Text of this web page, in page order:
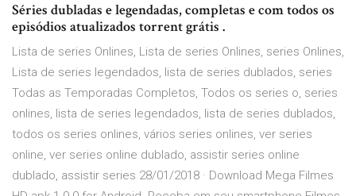
Séries dubladas e legendadas, completas e com todos os
episódios atualizados torrent grátis .
Lista de series Onlines, Lista de series Onlines, series Onlines,
Lista de series legendados, lista de series dublados, series
Todas as Temporadas Completos, Todos os series o, series
onlines, lista de series legendados, lista de series dublados,
todos os series onlines, vários series onlines, ver series
online, ver series online dublado, assistir series online
dublado, assistir series 28/01/2018 · Download Mega Filmes